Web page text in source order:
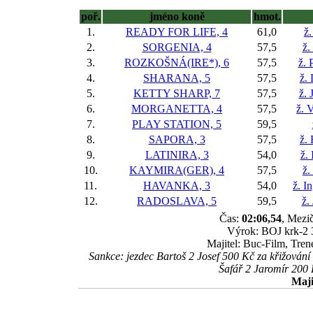
poř. jméno koně
hmot.
1.
READY FOR LIFE, 4 61,0
2.
SORGENIA, 4 57,5
ž.
3.
ROZKOŠNÁ(IRE*), 6 57,5
ž.
4.
SHARANA, 5 57,5
ž.
5.
KETTY SHARP, 7 57,5
ž.
6.
MORGANETTA, 4 57,5
ž.
7.
PLAY STATION, 5 59,5
8.
SAPORA, 3 57,5
ž.
9.
LATINIRA, 3 54,0
ž.
10.
KAYMIRA(GER), 4 57,5
ž.
11.
HAVANKA, 3 54,0
ž.
12.
RADOSLAVA, 5 59,5
ž.
Čas: 02:06,54,
Výrok: BOJ krk-2
Majitel: Buc-Film,
Sankce: jezdec Bartoš 2 Josef 500 Kč za
Šafář 2 Jaromír 200